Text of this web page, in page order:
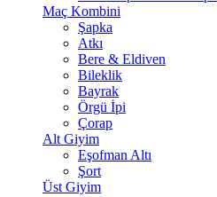
Maç Kombini
Şapka
Atkı
Bere & Eldiven
Bileklik
Bayrak
Örgü İpi
Çorap
Alt Giyim
Eşofman Altı
Şort
Üst Giyim